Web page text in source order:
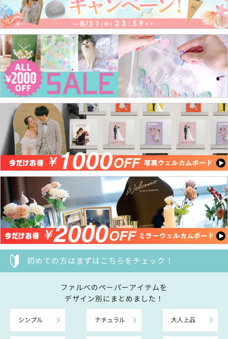
初めての方はまずはこちらをチェック！
ファルべのペーパーアイテムを
デザイン別にまとめました！
シンプル ナチュラル 大人上品